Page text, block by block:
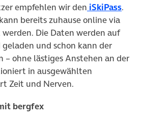
empfehlen wir den iSkiPass.
bereits zuhause online via
Die Daten werden auf
und schon kann der
– ohne lästiges Anstehen an der
in ausgewählten
Zeit und Nerven.
bergfex